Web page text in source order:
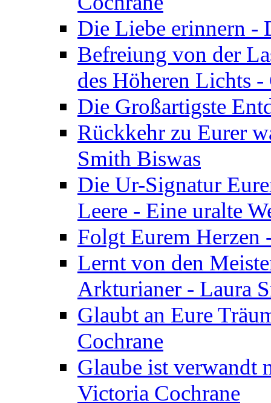
Die Liebe erinnern -
Befreiung von der
des Höheren Lichts
Die Großartigste
Rückkehr zu Eurer
Smith Biswas
Die Ur-Signatur
Leere - Eine uralte
Folgt Eurem
Lernt von den
Arkturianer - Laura
Glaubt an Eure
Cochrane
Glaube ist verwandt
Victoria Cochrane